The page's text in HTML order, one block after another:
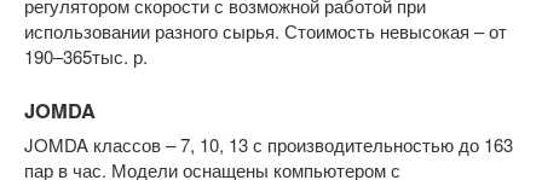
регулятором скорости с возможной работой при
использовании разного сырья. Стоимость невысокая – от
190–365тыс. р.
JOMDA
JOMDA классов – 7, 10, 13 с производительностью до 163
пар в час. Модели оснащены компьютером с